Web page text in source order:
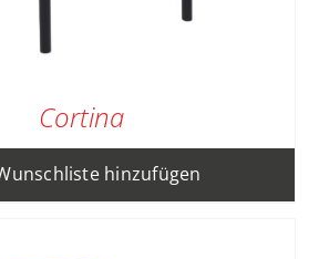
Cortina
hinzufügen